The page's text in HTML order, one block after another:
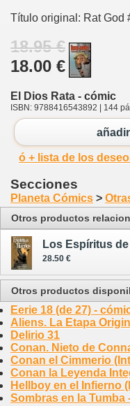
Título original: Rat God
18.95 €
18.00 €
El Dios Rata - cómic
ISBN: 9788416543892 | 144
ó + lista de los
Secciones
Planeta Cómics >
Otros productos
Los Espíritus
28.50 €
Otros productos
Eerie 18 (de 27) -
Aliens. La Etapa
Delirio 31
Conan. Nieto de
Conan el Cimmerio
Conan la Leyenda
Hellboy en el Infierno
Sombras en la Tumba